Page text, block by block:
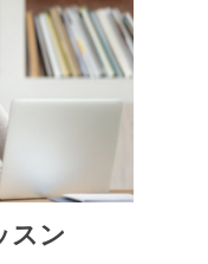
スン